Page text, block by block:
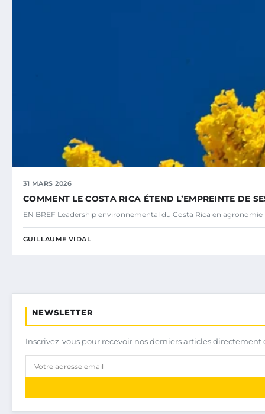
31 MARS 2026
COMMENT LE COSTA RICA ÉTEND L’EMPREINTE DE
EN BREF Leadership environnemental du Costa Rica en
GUILLAUME VIDAL
NEWSLETTER
Inscrivez-vous pour recevoir nos derniers articles